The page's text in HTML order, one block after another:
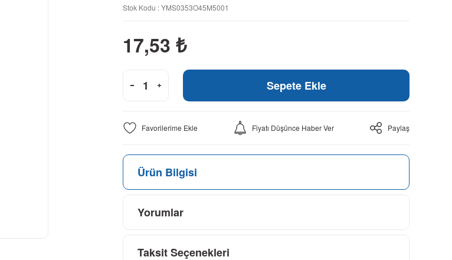
Stok Kodu : YMS0353O45M5001
17,53 ₺
Sepete Ekle
Fiyatı Düşünce Haber Ver Paylaş
Ürün Bilgisi
Yorumlar
Taksit Seçenekleri